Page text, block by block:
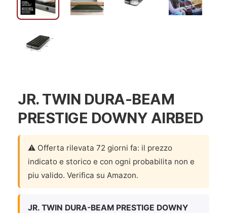
JR. TWIN DURA-BEAM
PRESTIGE DOWNY AIRBED
⚠️ Offerta rilevata 72 giorni fa: il prezzo
indicato e storico e con ogni probabilita non e
piu valido. Verifica su Amazon.
JR. TWIN DURA-BEAM PRESTIGE DOWNY